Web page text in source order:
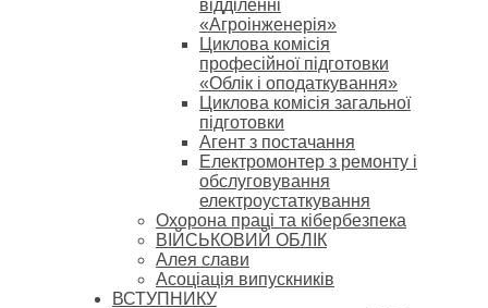
відділенні
«Агроінженерія»
Циклова комісія
професійної підготовки
«Облік і оподаткування»
Циклова комісія загальної
підготовки
Агент з постачання
Електромонтер з ремонту і
обслуговування
електроустаткування
Охорона праці та кібербезпека
ВІЙСЬКОВИЙ ОБЛІК
Алея слави
Асоціація випускників
ВСТУПНИКУ